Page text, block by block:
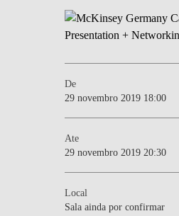
De
29 novembro 2019 18:00
Ate
29 novembro 2019 20:30
Local
Sala ainda por confirmar